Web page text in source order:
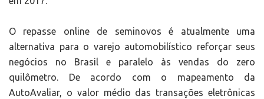
O repasse online de seminovos é atualmente uma
alternativa para o varejo automobilístico reforçar seus
negócios no Brasil e paralelo às vendas do zero
quilômetro. De acordo com o mapeamento da
AutoAvaliar, o valor médio das transações eletrônicas